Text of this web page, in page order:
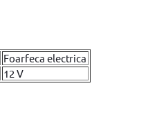
Foarfeca electrica
12 V